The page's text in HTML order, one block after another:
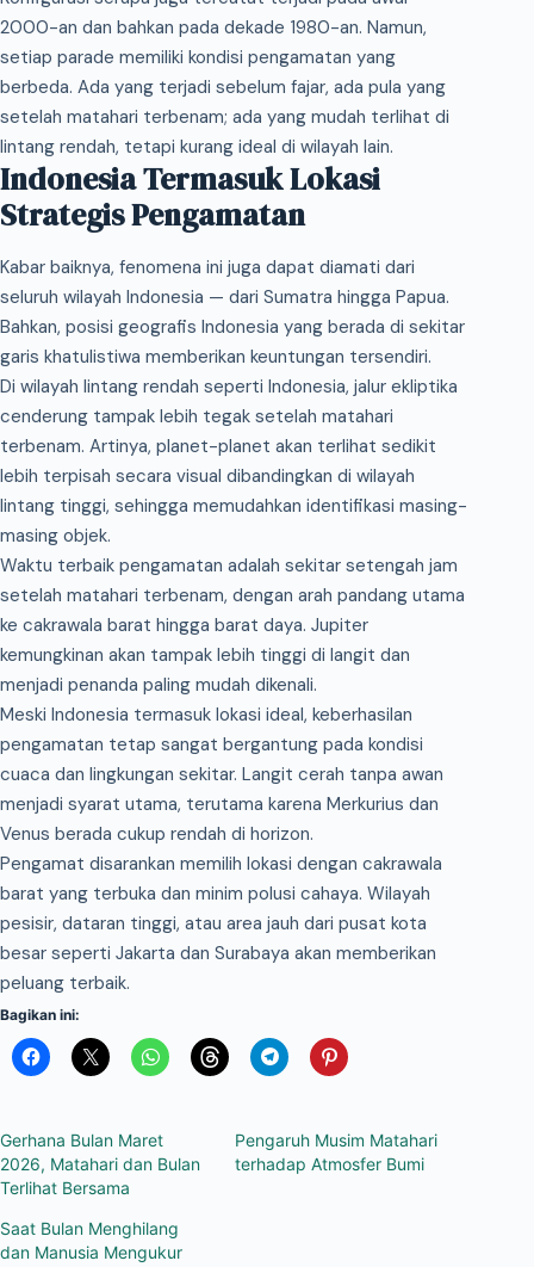
2000-an dan bahkan pada dekade 1980-an. Namun,
setiap parade memiliki kondisi pengamatan yang
berbeda. Ada yang terjadi sebelum fajar, ada pula yang
setelah matahari terbenam; ada yang mudah terlihat di
lintang rendah, tetapi kurang ideal di wilayah lain.
Indonesia Termasuk Lokasi
Strategis Pengamatan
Kabar baiknya, fenomena ini juga dapat diamati dari
seluruh wilayah Indonesia — dari Sumatra hingga Papua.
Bahkan, posisi geografis Indonesia yang berada di sekitar
garis khatulistiwa memberikan keuntungan tersendiri.
Di wilayah lintang rendah seperti Indonesia, jalur ekliptika
cenderung tampak lebih tegak setelah matahari
terbenam. Artinya, planet-planet akan terlihat sedikit
lebih terpisah secara visual dibandingkan di wilayah
lintang tinggi, sehingga memudahkan identifikasi masing-
masing objek.
Waktu terbaik pengamatan adalah sekitar setengah jam
setelah matahari terbenam, dengan arah pandang utama
ke cakrawala barat hingga barat daya. Jupiter
kemungkinan akan tampak lebih tinggi di langit dan
menjadi penanda paling mudah dikenali.
Meski Indonesia termasuk lokasi ideal, keberhasilan
pengamatan tetap sangat bergantung pada kondisi
cuaca dan lingkungan sekitar. Langit cerah tanpa awan
menjadi syarat utama, terutama karena Merkurius dan
Venus berada cukup rendah di horizon.
Pengamat disarankan memilih lokasi dengan cakrawala
barat yang terbuka dan minim polusi cahaya. Wilayah
pesisir, dataran tinggi, atau area jauh dari pusat kota
besar seperti Jakarta dan Surabaya akan memberikan
peluang terbaik.
Bagikan ini:
Gerhana Bulan Maret
2026, Matahari dan Bulan
Terlihat Bersama
Pengaruh Musim Matahari
terhadap Atmosfer Bumi
Saat Bulan Menghilang
dan Manusia Mengukur